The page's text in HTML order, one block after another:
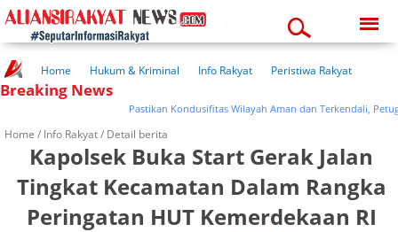
05:07:05 pm
Home Hukum & Kriminal Info Rakyat
Peristiwa Rakyat
Kuliner Rakyat
Wisata Rakyat
Kesehatan
Breaking News
Pastikan Kondusifitas Wilayah Aman dan Terkendali, Petugas
Home / Info Rakyat/ Detail berita
Kapolsek Buka Start Gerak Jalan
Tingkat Kecamatan Dalam Rangka
Peringatan HUT Kemerdekaan RI